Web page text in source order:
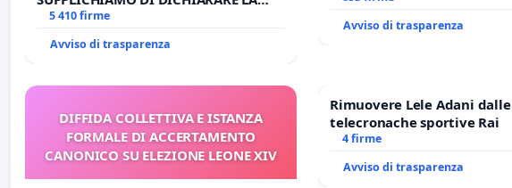
SEDE IMPEDITA DI BENEDETTO XVI E/O
DI FAR APRIRE IL RELATIVO PROCESSO
5 410 firme
Avviso di trasparenza
Avviso di trasparenza
DIFFIDA COLLETTIVA E ISTANZA
FORMALE DI ACCERTAMENTO
CANONICO SU ELEZIONE LEONE XIV
Rimuovere Lele Adani dalle
telecronache sportive Rai
4 firme
Avviso di trasparenza